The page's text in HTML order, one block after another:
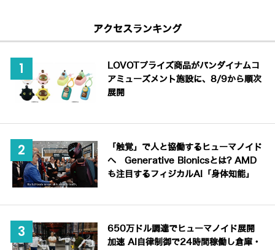
アクセスランキング
LOVOTプライズ商品がバンダイナムコ
アミューズメント施設に、8/9から順次
展開
「触覚」で人と協働するヒューマノイド
へ Generative Bionicsとは? AMD
も注目するフィジカルAI「身体知能」
650万ドル調達でヒューマノイド展開
加速 AI自律制御で24時間稼働し倉庫・